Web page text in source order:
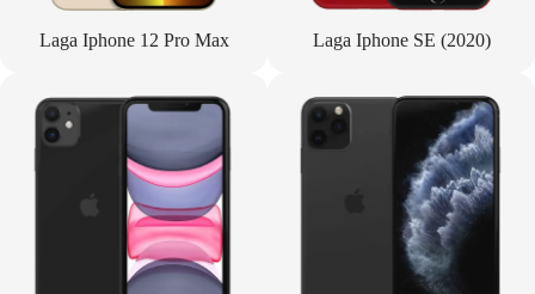
Laga Iphone 12 Pro Max Laga Iphone SE (2020)